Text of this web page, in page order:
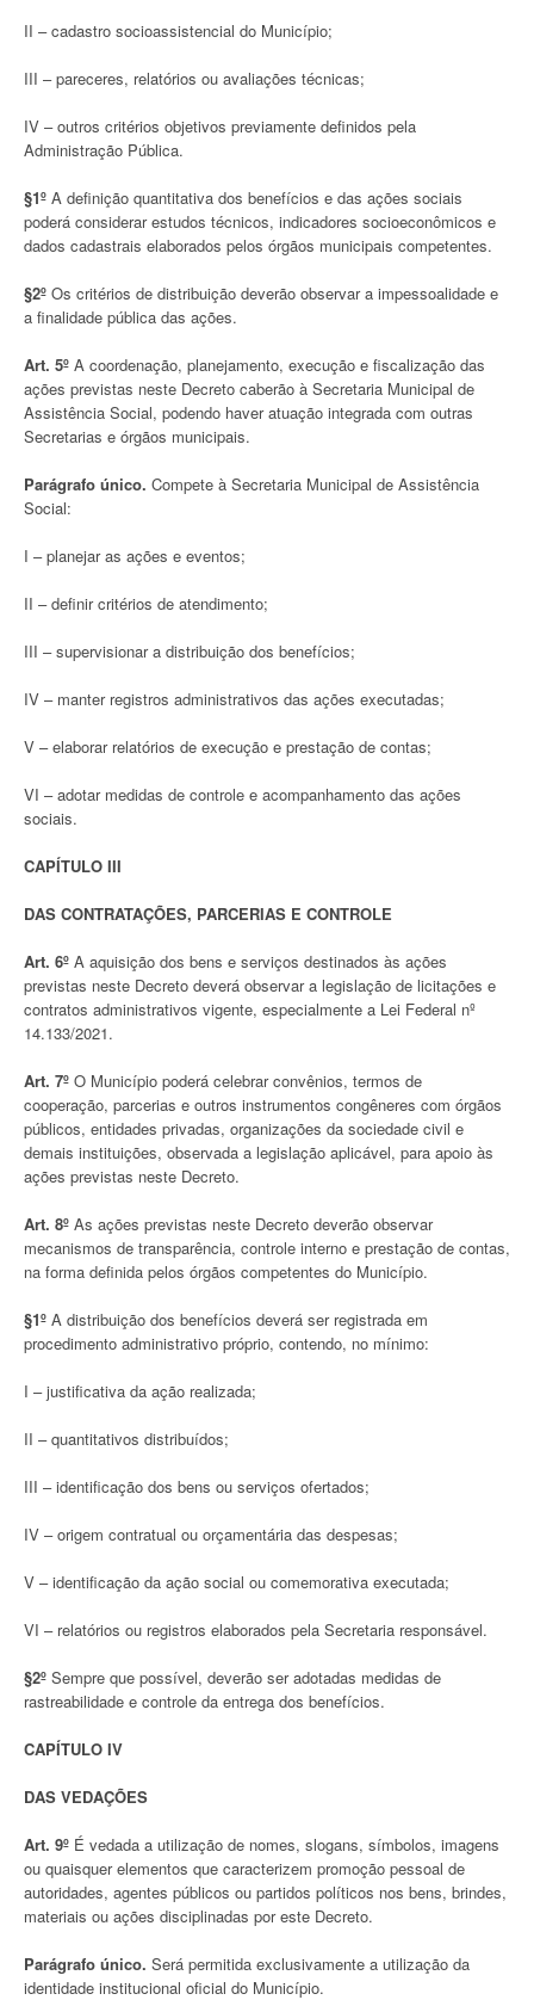
II – cadastro socioassistencial do Município;
III – pareceres, relatórios ou avaliações técnicas;
IV – outros critérios objetivos previamente definidos pela
Administração Pública.
§1º A definição quantitativa dos benefícios e das ações sociais
poderá considerar estudos técnicos, indicadores socioeconômicos e
dados cadastrais elaborados pelos órgãos municipais competentes.
§2º Os critérios de distribuição deverão observar a impessoalidade e
a finalidade pública das ações.
Art. 5º A coordenação, planejamento, execução e fiscalização das
ações previstas neste Decreto caberão à Secretaria Municipal de
Assistência Social, podendo haver atuação integrada com outras
Secretarias e órgãos municipais.
Parágrafo único. Compete à Secretaria Municipal de Assistência
Social:
I – planejar as ações e eventos;
II – definir critérios de atendimento;
III – supervisionar a distribuição dos benefícios;
IV – manter registros administrativos das ações executadas;
V – elaborar relatórios de execução e prestação de contas;
VI – adotar medidas de controle e acompanhamento das ações
sociais.
CAPÍTULO III
DAS CONTRATAÇÕES, PARCERIAS E CONTROLE
Art. 6º A aquisição dos bens e serviços destinados às ações
previstas neste Decreto deverá observar a legislação de licitações e
contratos administrativos vigente, especialmente a Lei Federal nº
14.133/2021.
Art. 7º O Município poderá celebrar convênios, termos de
cooperação, parcerias e outros instrumentos congêneres com órgãos
públicos, entidades privadas, organizações da sociedade civil e
demais instituições, observada a legislação aplicável, para apoio às
ações previstas neste Decreto.
Art. 8º As ações previstas neste Decreto deverão observar
mecanismos de transparência, controle interno e prestação de contas,
na forma definida pelos órgãos competentes do Município.
§1º A distribuição dos benefícios deverá ser registrada em
procedimento administrativo próprio, contendo, no mínimo:
I – justificativa da ação realizada;
II – quantitativos distribuídos;
III – identificação dos bens ou serviços ofertados;
IV – origem contratual ou orçamentária das despesas;
V – identificação da ação social ou comemorativa executada;
VI – relatórios ou registros elaborados pela Secretaria responsável.
§2º Sempre que possível, deverão ser adotadas medidas de
rastreabilidade e controle da entrega dos benefícios.
CAPÍTULO IV
DAS VEDAÇÕES
Art. 9º É vedada a utilização de nomes, slogans, símbolos, imagens
ou quaisquer elementos que caracterizem promoção pessoal de
autoridades, agentes públicos ou partidos políticos nos bens, brindes,
materiais ou ações disciplinadas por este Decreto.
Parágrafo único. Será permitida exclusivamente a utilização da
identidade institucional oficial do Município.